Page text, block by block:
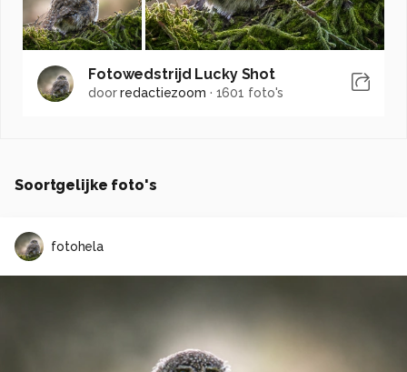
Fotowedstrijd Lucky Shot
doorredactiezoom · 1601 foto's
Soortgelijke foto's
fotohela